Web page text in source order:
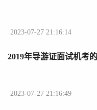
2023-07-27 21:16:14
2019年导游证面试机考
2023-07-27 21:16:49